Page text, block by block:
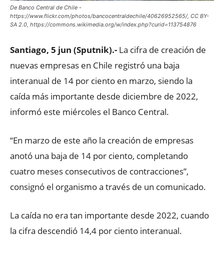
De Banco Central de Chile -
https://www.flickr.com/photos/bancocentraldechile/40626952565/, CC BY-
SA 2.0, https://commons.wikimedia.org/w/index.php?curid=113754876
Santiago, 5 jun (Sputnik).- La cifra de creación de
nuevas empresas en Chile registró una baja
interanual de 14 por ciento en marzo, siendo la
caída más importante desde diciembre de 2022,
informó este miércoles el Banco Central.
“En marzo de este año la creación de empresas
anotó una baja de 14 por ciento, completando
cuatro meses consecutivos de contracciones”,
consignó el organismo a través de un comunicado.
La caída no era tan importante desde 2022, cuando
la cifra descendió 14,4 por ciento interanual.